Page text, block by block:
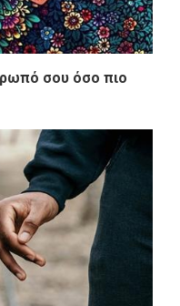
σου όσο πιο